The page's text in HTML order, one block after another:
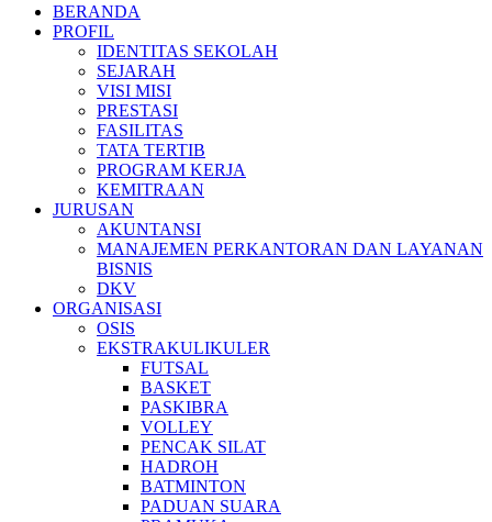
BERANDA
PROFIL
IDENTITAS SEKOLAH
SEJARAH
VISI MISI
PRESTASI
FASILITAS
TATA TERTIB
PROGRAM KERJA
KEMITRAAN
JURUSAN
AKUNTANSI
MANAJEMEN PERKANTORAN DAN LAYANAN
BISNIS
DKV
ORGANISASI
OSIS
EKSTRAKULIKULER
FUTSAL
BASKET
PASKIBRA
VOLLEY
PENCAK SILAT
HADROH
BATMINTON
PADUAN SUARA